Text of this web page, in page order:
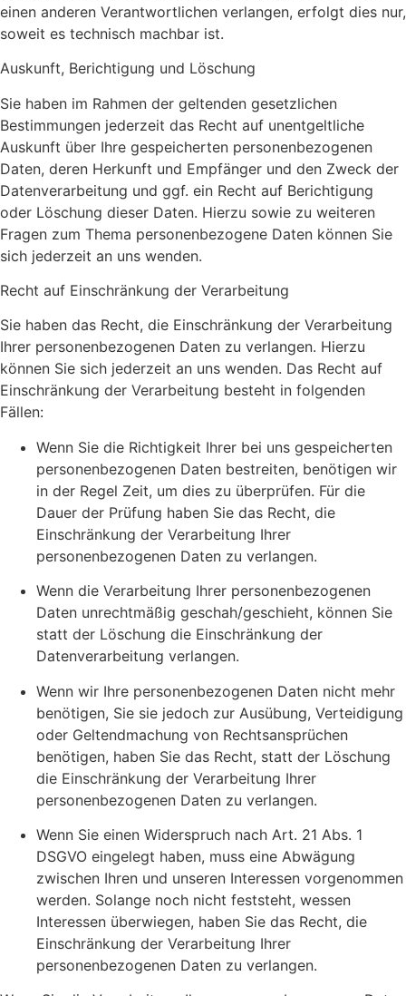
einen anderen Verantwortlichen verlangen, erfolgt dies nur,
soweit es technisch machbar ist.
Auskunft, Berichtigung und Löschung
Sie haben im Rahmen der geltenden gesetzlichen
Bestimmungen jederzeit das Recht auf unentgeltliche
Auskunft über Ihre gespeicherten personenbezogenen
Daten, deren Herkunft und Empfänger und den Zweck der
Datenverarbeitung und ggf. ein Recht auf Berichtigung
oder Löschung dieser Daten. Hierzu sowie zu weiteren
Fragen zum Thema personenbezogene Daten können Sie
sich jederzeit an uns wenden.
Recht auf Einschränkung der Verarbeitung
Sie haben das Recht, die Einschränkung der Verarbeitung
Ihrer personenbezogenen Daten zu verlangen. Hierzu
können Sie sich jederzeit an uns wenden. Das Recht auf
Einschränkung der Verarbeitung besteht in folgenden
Fällen:
Wenn Sie die Richtigkeit Ihrer bei uns gespeicherten
personenbezogenen Daten bestreiten, benötigen wir
in der Regel Zeit, um dies zu überprüfen. Für die
Dauer der Prüfung haben Sie das Recht, die
Einschränkung der Verarbeitung Ihrer
personenbezogenen Daten zu verlangen.
Wenn die Verarbeitung Ihrer personenbezogenen
Daten unrechtmäßig geschah/geschieht, können Sie
statt der Löschung die Einschränkung der
Datenverarbeitung verlangen.
Wenn wir Ihre personenbezogenen Daten nicht mehr
benötigen, Sie sie jedoch zur Ausübung, Verteidigung
oder Geltendmachung von Rechtsansprüchen
benötigen, haben Sie das Recht, statt der Löschung
die Einschränkung der Verarbeitung Ihrer
personenbezogenen Daten zu verlangen.
Wenn Sie einen Widerspruch nach Art. 21 Abs. 1
DSGVO eingelegt haben, muss eine Abwägung
zwischen Ihren und unseren Interessen vorgenommen
werden. Solange noch nicht feststeht, wessen
Interessen überwiegen, haben Sie das Recht, die
Einschränkung der Verarbeitung Ihrer
personenbezogenen Daten zu verlangen.